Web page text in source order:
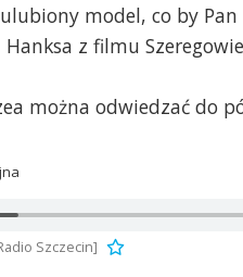
model, co by
z filmu
można odwiedzać do
Szczecin]